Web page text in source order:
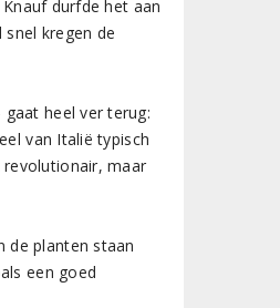
durfde het aan
kregen de
heel ver terug:
van Italië typisch
revolutionair, maar
de planten staan
een goed